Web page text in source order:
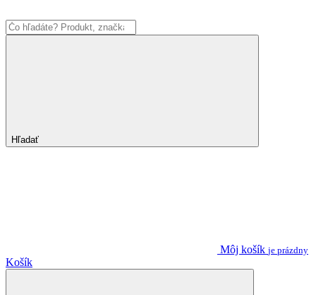
Hľadať
Môj košík je prázdny
Košík